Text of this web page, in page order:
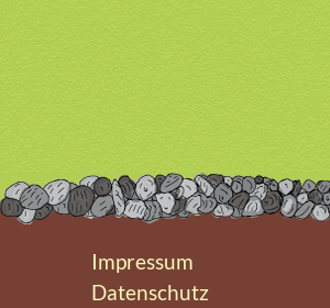
Impressum
Datenschutz